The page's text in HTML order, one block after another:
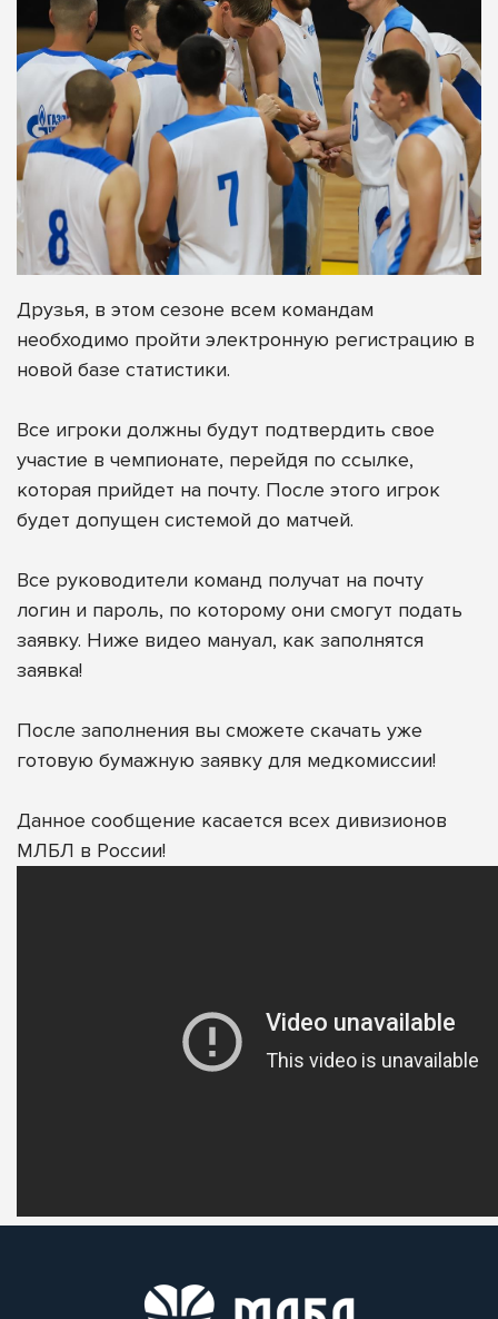
Друзья, в этом сезоне всем командам
необходимо пройти электронную регистрацию в
новой базе статистики.
Все игроки должны будут подтвердить свое
участие в чемпионате, перейдя по ссылке,
которая прийдет на почту. После этого игрок
будет допущен системой до матчей.
Все руководители команд получат на почту
логин и пароль, по которому они смогут подать
заявку. Ниже видео мануал, как заполнятся
заявка!
После заполнения вы сможете скачать уже
готовую бумажную заявку для медкомиссии!
Данное сообщение касается всех дивизионов
МЛБЛ в России!